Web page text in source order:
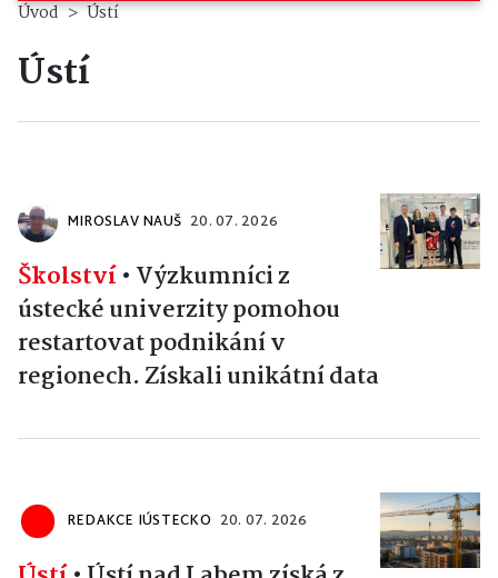
Úvod Ústí
Ústí
MIROSLAV NAUŠ 20. 07. 2026
Školství• Výzkumníci z
ústecké univerzity pomohou
restartovat podnikání v
regionech. Získali unikátní data
REDAKCE IÚSTECKO 20. 07. 2026